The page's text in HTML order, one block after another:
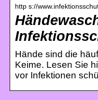
http s://
Hände sind die
Keime. Lesen Sie
vor Infektionen